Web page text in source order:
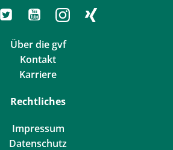
Über die gvf
Kontakt
Karriere
Rechtliches
Impressum
Datenschutz